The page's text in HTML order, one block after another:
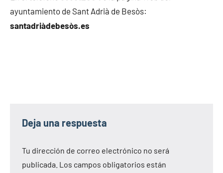
ayuntamiento de Sant Adrià de Besòs:
santadriàdebesòs.es
Deja una respuesta
Tu dirección de correo electrónico no será
publicada. Los campos obligatorios están